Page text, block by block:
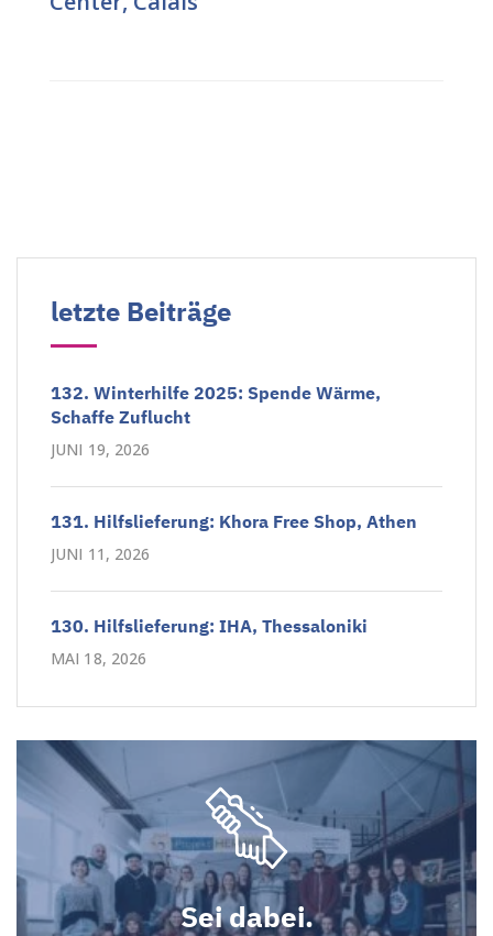
letzte Beiträge
132. Winterhilfe 2025: Spende Wärme,
Schaffe Zuflucht
JUNI 19, 2026
131. Hilfslieferung: Khora Free Shop, Athen
JUNI 11, 2026
130. Hilfslieferung: IHA, Thessaloniki
MAI 18, 2026
Sei dabei.